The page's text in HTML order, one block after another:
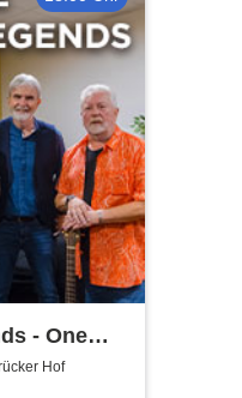
- One
Hof